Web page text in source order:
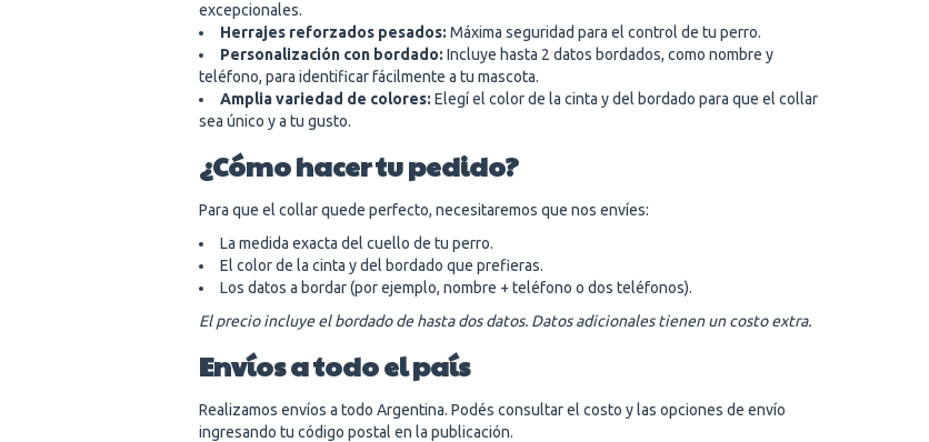
excepcionales.
Herrajes reforzados pesados: Máxima seguridad para el control de tu perro.
Personalización con bordado: Incluye hasta 2 datos bordados, como nombre y
teléfono, para identificar fácilmente a tu mascota.
Amplia variedad de colores: Elegí el color de la cinta y del bordado para que el collar
sea único y a tu gusto.
¿Cómo hacer tu pedido?
Para que el collar quede perfecto, necesitaremos que nos envíes:
La medida exacta del cuello de tu perro.
El color de la cinta y del bordado que prefieras.
Los datos a bordar (por ejemplo, nombre + teléfono o dos teléfonos).
El precio incluye el bordado de hasta dos datos. Datos adicionales tienen un costo extra.
Envíos a todo el país
Realizamos envíos a todo Argentina. Podés consultar el costo y las opciones de envío
ingresando tu código postal en la publicación.